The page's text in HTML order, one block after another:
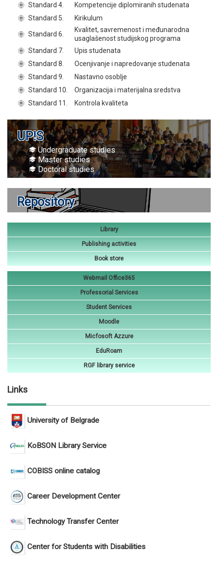
Standard 4.
Kompetencije diplomiranih studenata
Standard 5.
Kirikulum
Standard 6.
Kvalitet, savremenost i međunarodna
usaglašenost studijskog programa
Standard 7.
Upis studenata
Standard 8.
Ocenjivanje i napredovanje studenata
Standard 9.
Nastavno osoblje
Standard 10.
Organizacija i materijalna sredstva
Standard 11.
Kontrola kvaliteta
UP!S
Undergraduate studies
Master studies
Doctoral studies
Repository
Library
Publishing activities
Book store
Webmail Office365
Professorial Services
Student Services
Moodle
Micfosoft Azzure
EduRoam
RGF library service
Links
University of Belgrade
KoBSON Library Service
COBISS online catalog
Career Development Center
Technology Transfer Center
Center for Students with Disabilities